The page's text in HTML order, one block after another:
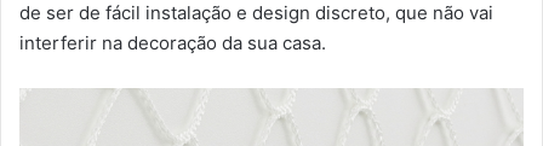
de ser de fácil instalação e design discreto, que não vai
interferir na decoração da sua casa.